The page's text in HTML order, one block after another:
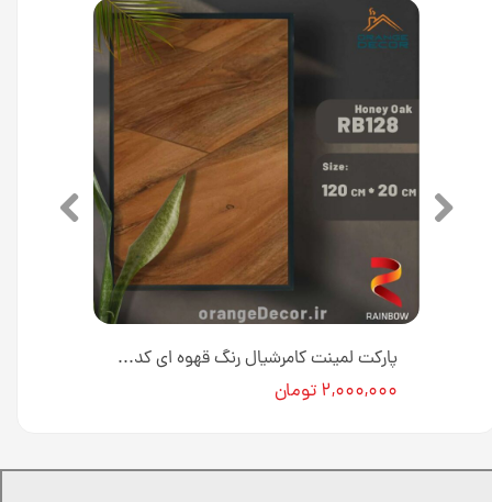
پارکت لمینت کامرشیال رنگ قهوه ای کد Honey Oak RB128
۲,۰۰۰,۰۰۰ تومان